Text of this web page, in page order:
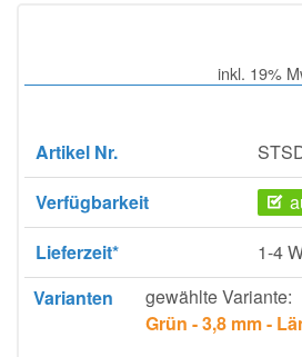
inkl. 19%
Artikel Nr.
Verfügbarkeit
Lieferzeit*
1-4
Varianten
gewählte Variante:
Grün - 3,8 mm -